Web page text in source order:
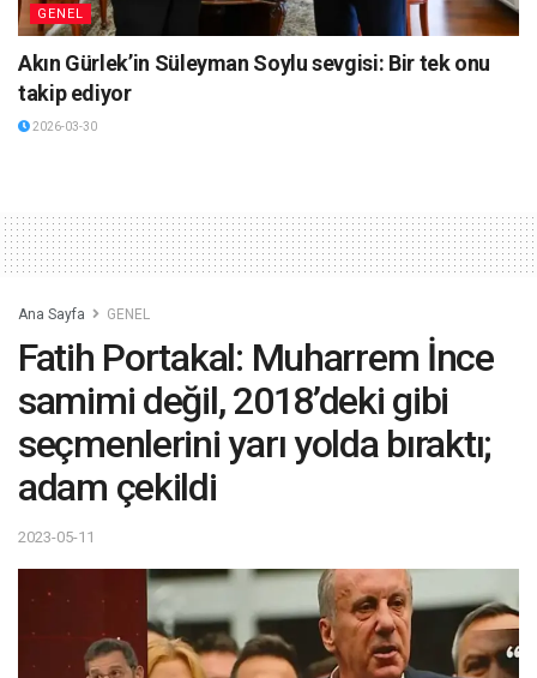
GENEL
Akın Gürlek’in Süleyman Soylu sevgisi: Bir tek onu
takip ediyor
2026-03-30
Ana Sayfa GENEL
Fatih Portakal: Muharrem İnce
samimi değil, 2018’deki gibi
seçmenlerini yarı yolda bıraktı;
adam çekildi
2023-05-11